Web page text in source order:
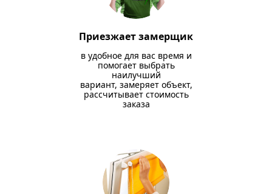
Приезжает замерщик
в удобное для вас время и
помогает выбрать
наилучший
вариант, замеряет объект,
рассчитывает стоимость
заказа